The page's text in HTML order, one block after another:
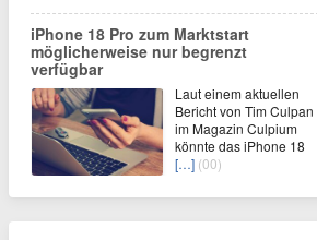
iPhone 18 Pro zum Marktstart
möglicherweise nur begrenzt
verfügbar
Laut einem aktuellen
Bericht von Tim Culpan
im Magazin Culpium
könnte das iPhone 18
[…] (00)